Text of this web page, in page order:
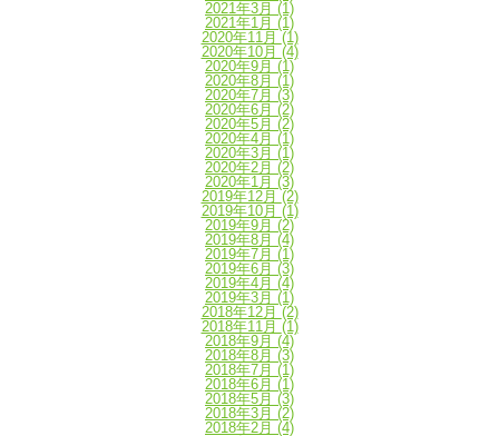
2021年3月 (1)
2021年1月 (1)
2020年11月 (1)
2020年10月 (4)
2020年9月 (1)
2020年8月 (1)
2020年7月 (3)
2020年6月 (2)
2020年5月 (2)
2020年4月 (1)
2020年3月 (1)
2020年2月 (2)
2020年1月 (3)
2019年12月 (2)
2019年10月 (1)
2019年9月 (2)
2019年8月 (4)
2019年7月 (1)
2019年6月 (3)
2019年4月 (4)
2019年3月 (1)
2018年12月 (2)
2018年11月 (1)
2018年9月 (4)
2018年8月 (3)
2018年7月 (1)
2018年6月 (1)
2018年5月 (3)
2018年3月 (2)
2018年2月 (4)